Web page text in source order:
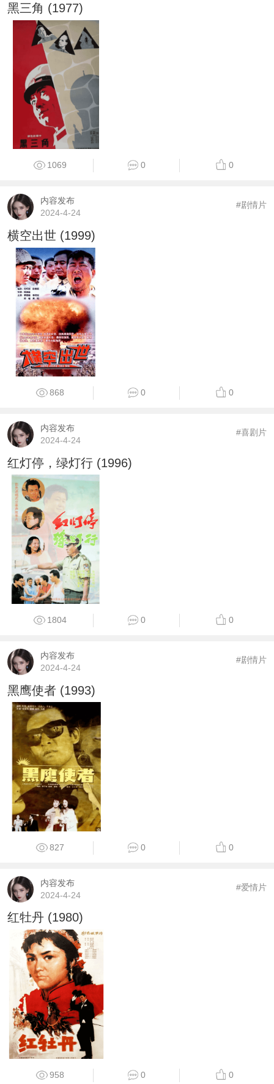
黑三角 (1977)
1069 0 0
内容发布
2024-4-24
#剧情片
横空出世 (1999)
868 0 0
内容发布
2024-4-24
#喜剧片
红灯停，绿灯行 (1996)
1804 0 0
内容发布
2024-4-24
#剧情片
黑鹰使者 (1993)
827 0 0
内容发布
2024-4-24
#爱情片
红牡丹 (1980)
958 0 0